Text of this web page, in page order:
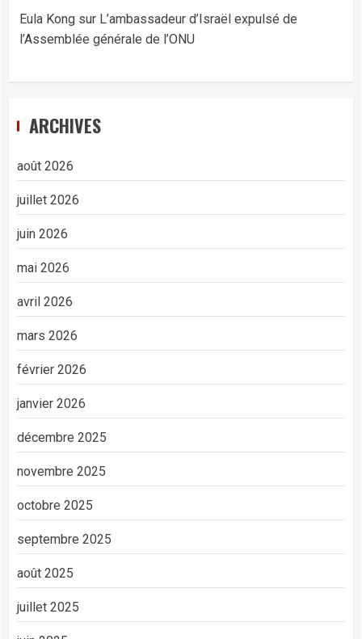
Eula Kong sur L’ambassadeur d’Israël expulsé de
l’Assemblée générale de l’ONU
ARCHIVES
août 2026
juillet 2026
juin 2026
mai 2026
avril 2026
mars 2026
février 2026
janvier 2026
décembre 2025
novembre 2025
octobre 2025
septembre 2025
août 2025
juillet 2025